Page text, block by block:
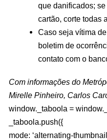
que danificados;
cartão, corte todas
Caso seja vítima
boletim de
contato com o
Com informações do
Mirelle Pinheiro, Carlos
window._taboola =
_taboola.push({
mode: ‘alternating-